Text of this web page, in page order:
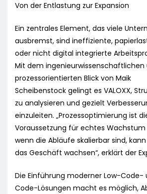
Von der Entlastung zur Expansion
Ein zentrales Element, das viele
ausbremst, sind ineffiziente,
oder nicht digital integrierte
Mit dem ingenieurwissenschaftlichen
prozessorientierten Blick von Maik
Scheibenstock gelingt es VALOXX,
zu analysieren und gezielt
einzuleiten. „Prozessoptimierung ist
Voraussetzung für echtes Wachstum
wenn die Abläufe skalierbar sind,
das Geschäft wachsen“, erklärt der
Die Einführung moderner Low-Code-
Code-Lösungen macht es möglich,